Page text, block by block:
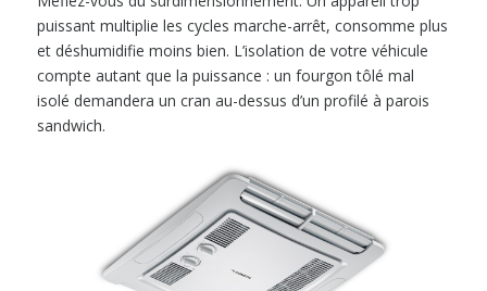
puissant multiplie les cycles marche-arrêt, consomme plus
et déshumidifie moins bien. L’isolation de votre véhicule
compte autant que la puissance : un fourgon tôlé mal
isolé demandera un cran au-dessus d’un profilé à parois
sandwich.